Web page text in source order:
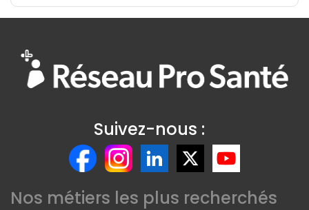
Suivez-nous :
Nos métiers les plus recherchés